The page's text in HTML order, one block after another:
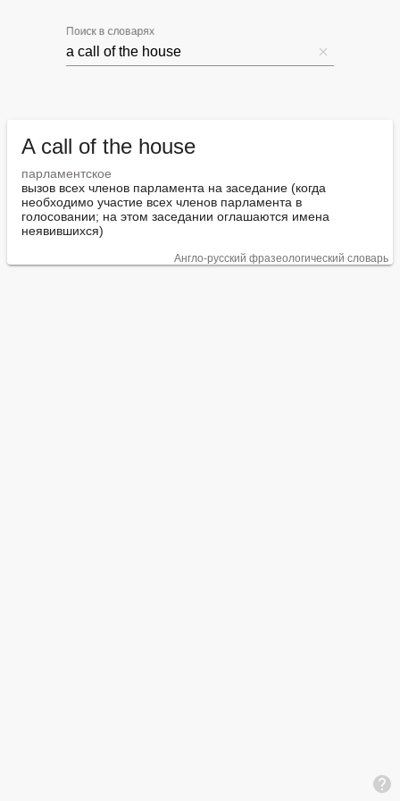
Поиск в словарях
A call of the house
парламентское
вызов всех членов парламента на заседание (когда
необходимо участие всех членов парламента в
голосовании; на этом заседании оглашаются имена
неявившихся)
Англо-русский фразеологический словарь